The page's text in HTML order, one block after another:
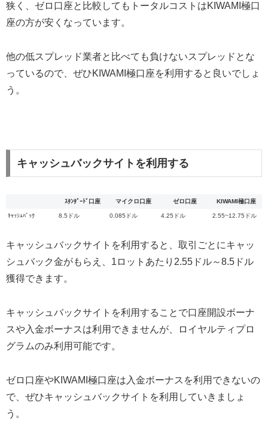
狭く、ゼロ口座と比較してもトータルコストはKIWAMI極口
座の方が安くなっています。
他の低スプレッド業者と比べても負けないスプレッドとな
っているので、ぜひKIWAMI極口座を利用すると良いでしょ
う。
キャッシュバックサイトを利用する
ｽﾀﾝﾀﾞｰﾄﾞ口座 マイクロ口座 ゼロ口座 KIWAMI極口座
ｷｬｯｼｭﾊﾞｯｸ 8.5ドル 0.085ドル 4.25ドル 2.55~12.75ドル
キャッシュバックサイトを利用すると、取引ごとにキャッ
シュバック金がもらえ、1ロットあたり2.55ドル～8.5ドル
獲得できます。
キャッシュバックサイトを利用することで口座開設ボーナ
スや入金ボーナスは利用できませんが、ロイヤルティプロ
グラムのみ利用可能です。
ゼロ口座やKIWAMI極口座は入金ボーナスを利用できないの
で、ぜひキャッシュバックサイトを利用していきましょ
う。